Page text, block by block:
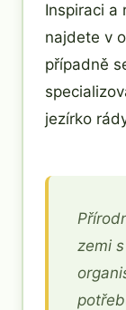
Inspiraci a
najdete v
případně
jezírko
zemi